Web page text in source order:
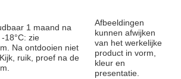
1 maand na
18°C: zie
Na ontdooien niet
ruik, proef na de
Afbeeldingen
kunnen afwijken
van het werkelijke
product in vorm,
kleur en
presentatie.